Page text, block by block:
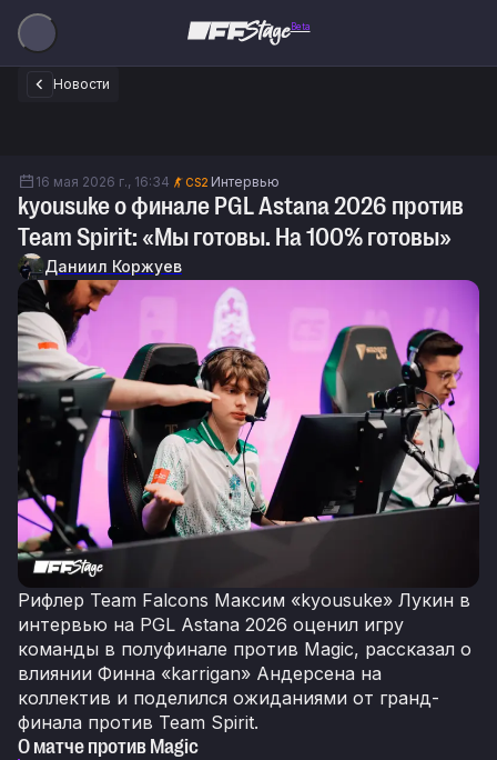
Beta
Новости
16 мая 2026 г., 16:34 CS2 Интервью
kyousuke о финале PGL Astana 2026 против
Team Spirit: «Мы готовы. На 100% готовы»
Даниил Коржуев
Рифлер Team Falcons Максим «kyousuke» Лукин в
интервью на PGL Astana 2026 оценил игру
команды в полуфинале против Magic, рассказал о
влиянии Финна «karrigan» Андерсена на
коллектив и поделился ожиданиями от гранд-
финала против Team Spirit.
О матче против Magic